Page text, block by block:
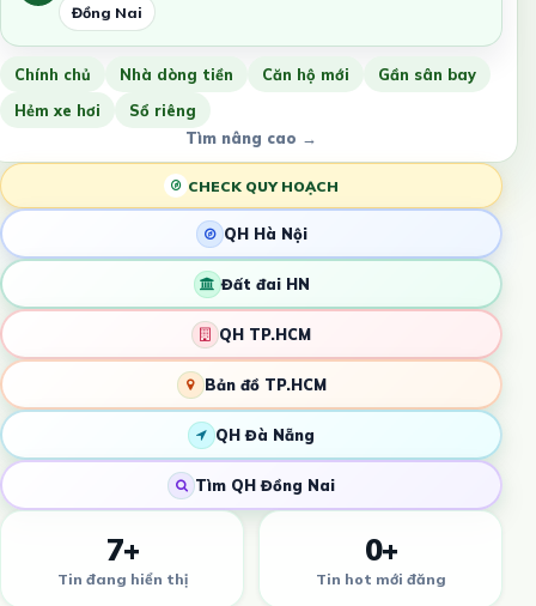
Đồng Nai
Chính chủ Nhà dòng tiền Căn hộ mới
Gần sân bay
Hẻm xe hơi
Sổ riêng
Tìm nâng cao →
CHECK QUY HOẠCH
QH Hà Nội
Đất đai HN
QH TP.HCM
Bản đồ TP.HCM
QH Đà Nẵng
Tìm QH Đồng Nai
7+
Tin đang hiển thị
0+
Tin hot mới đăng